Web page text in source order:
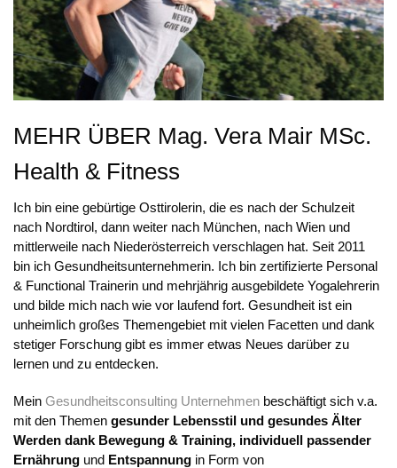
MEHR ÜBER Mag. Vera Mair MSc.
Health & Fitness
Ich bin eine gebürtige Osttirolerin, die es nach der Schulzeit
nach Nordtirol, dann weiter nach München, nach Wien und
mittlerweile nach Niederösterreich verschlagen hat. Seit 2011
bin ich Gesundheitsunternehmerin. Ich bin zertifizierte Personal
& Functional Trainerin und mehrjährig ausgebildete Yogalehrerin
und bilde mich nach wie vor laufend fort. Gesundheit ist ein
unheimlich großes Themengebiet mit vielen Facetten und dank
stetiger Forschung gibt es immer etwas Neues darüber zu
lernen und zu entdecken.
Mein Gesundheitsconsulting Unternehmen beschäftigt sich v.a.
mit den Themen gesunder Lebensstil und gesundes Älter
Werden dank Bewegung & Training, individuell passender
Ernährung und Entspannung in Form von